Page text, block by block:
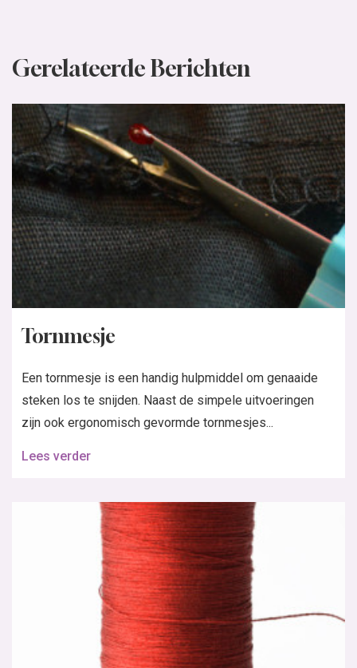
Gerelateerde Berichten
Tornmesje
Een tornmesje is een handig hulpmiddel om genaaide
steken los te snijden. Naast de simpele uitvoeringen
zijn ook ergonomisch gevormde tornmesjes...
Lees verder